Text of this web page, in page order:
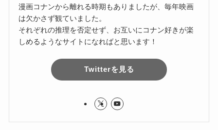
漫画コナンから離れる時期もありましたが、毎年映画
は欠かさず観ていました。
それぞれの推理を否定せず、お互いにコナン好きが楽
しめるようなサイトになればと思います！
Twitterを見る